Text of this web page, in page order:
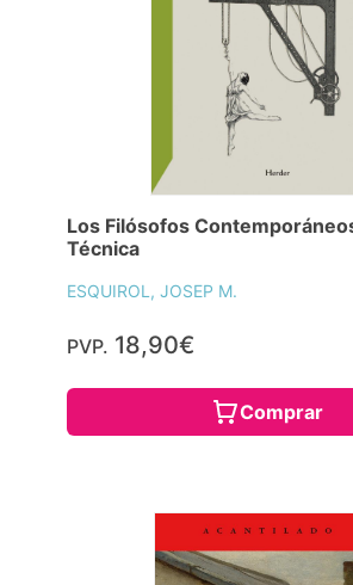
Los Filósofos
Técnica
ESQUIROL, JOSEP M.
PVP. 18,90€
Comprar